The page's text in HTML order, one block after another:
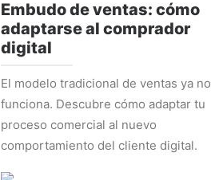
Embudo de ventas: cómo
adaptarse al comprador
digital
El modelo tradicional de ventas ya no
funciona. Descubre cómo adaptar tu
proceso comercial al nuevo
comportamiento del cliente digital.